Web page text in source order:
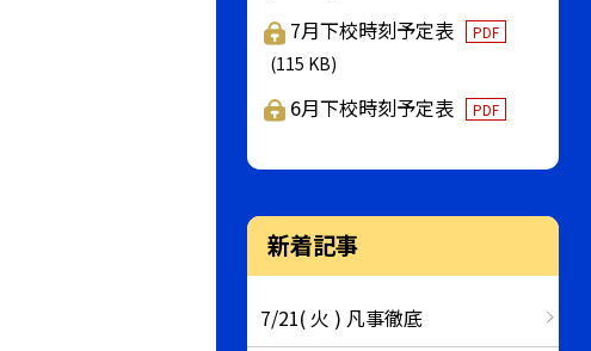
7月下校時刻予定表 PDF
(115 KB)
6月下校時刻予定表 PDF
新着記事
7/21( 火 ) 凡事徹底